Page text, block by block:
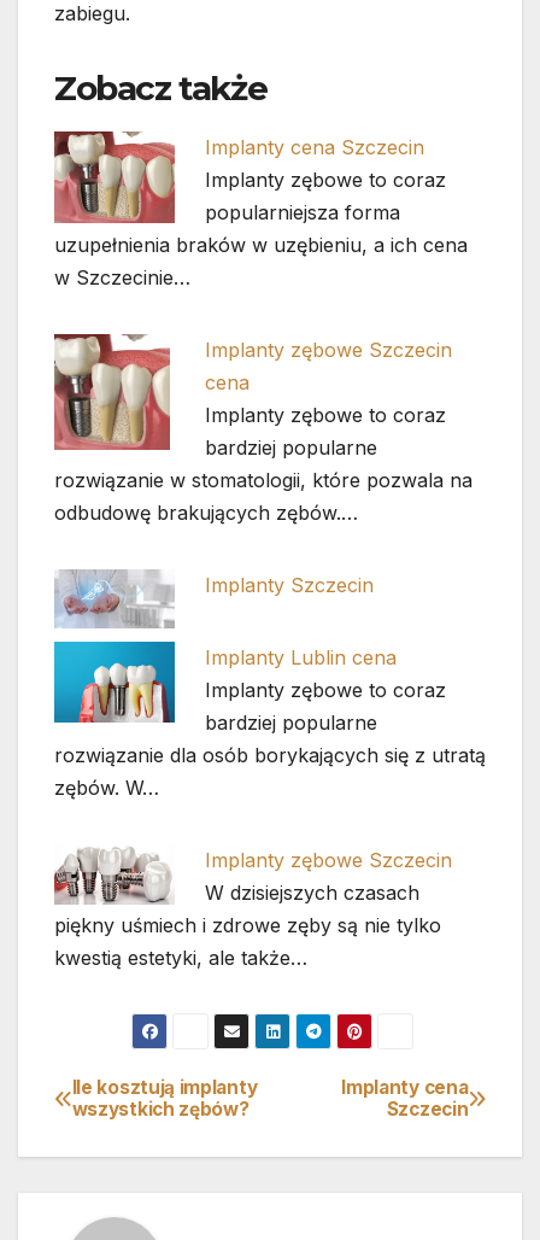
zabiegu.
Zobacz także
Implanty cena Szczecin
Implanty zębowe to coraz
popularniejsza forma
uzupełnienia braków w uzębieniu, a ich cena
w Szczecinie…
Implanty zębowe Szczecin
cena
Implanty zębowe to coraz
bardziej popularne
rozwiązanie w stomatologii, które pozwala na
odbudowę brakujących zębów.…
Implanty Szczecin
Implanty Lublin cena
Implanty zębowe to coraz
bardziej popularne
rozwiązanie dla osób borykających się z utratą
zębów. W…
Implanty zębowe Szczecin
W dzisiejszych czasach
piękny uśmiech i zdrowe zęby są nie tylko
kwestią estetyki, ale także…
Nawigacja
wpisu
Implanty cena
Szczecin
Ile kosztują implanty
wszystkich zębów?